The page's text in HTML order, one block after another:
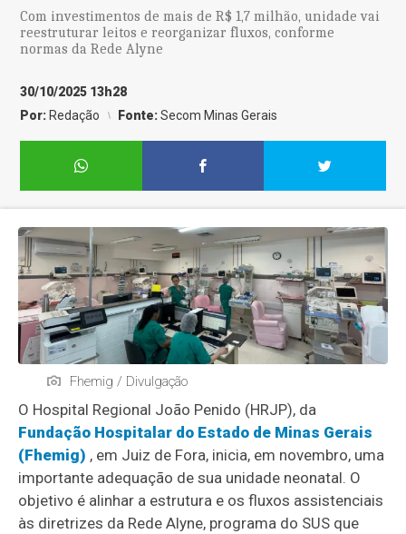
Com investimentos de mais de R$ 1,7 milhão, unidade vai
reestruturar leitos e reorganizar fluxos, conforme
normas da Rede Alyne
30/10/2025 13h28
Por: Redação Fonte:Secom Minas Gerais
Fhemig / Divulgação
O Hospital Regional João Penido (HRJP), da
Fundação Hospitalar do Estado de Minas Gerais
(Fhemig) , em Juiz de Fora, inicia, em novembro, uma
importante adequação de sua unidade neonatal. O
objetivo é alinhar a estrutura e os fluxos assistenciais
às diretrizes da Rede Alyne, programa do SUS que